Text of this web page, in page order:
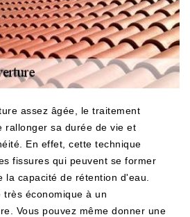
assez âgée, le traitement
rallonger sa durée de vie et
En effet, cette technique
fissures qui peuvent se former
la capacité de rétention d'eau.
très économique à un
Vous pouvez même donner une